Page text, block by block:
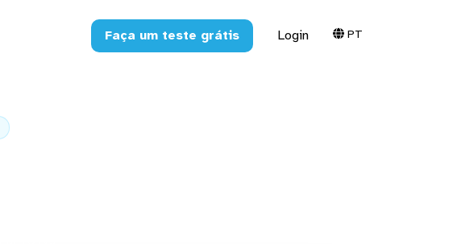
Faça um teste grátis Login PT